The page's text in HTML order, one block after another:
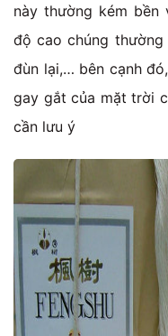
này thường kém
độ cao chúng
đùn lại,… bên cạnh
gay gắt của mặt trời
cần lưu ý